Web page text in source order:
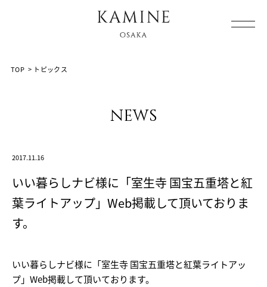
TOP > トピックス
news
2017.11.16
いい暮らしナビ様に「室生寺 国宝五重塔と紅
葉ライトアップ」Web掲載して頂いておりま
す。
いい暮らしナビ様に「室生寺 国宝五重塔と紅葉ライトアッ
プ」Web掲載して頂いております。